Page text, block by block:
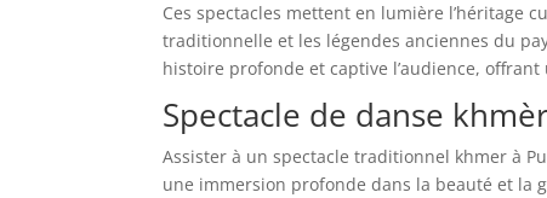
Ces spectacles mettent en lumière l’héritage
traditionnelle et les légendes anciennes du
histoire profonde et captive l’audience,
Spectacle de danse
Assister à un spectacle traditionnel khmer à
une immersion profonde dans la beauté et la